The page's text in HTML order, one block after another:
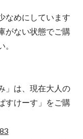
なめにしています
がない状態でご購
」は、現在大人の
すけーす」をご購